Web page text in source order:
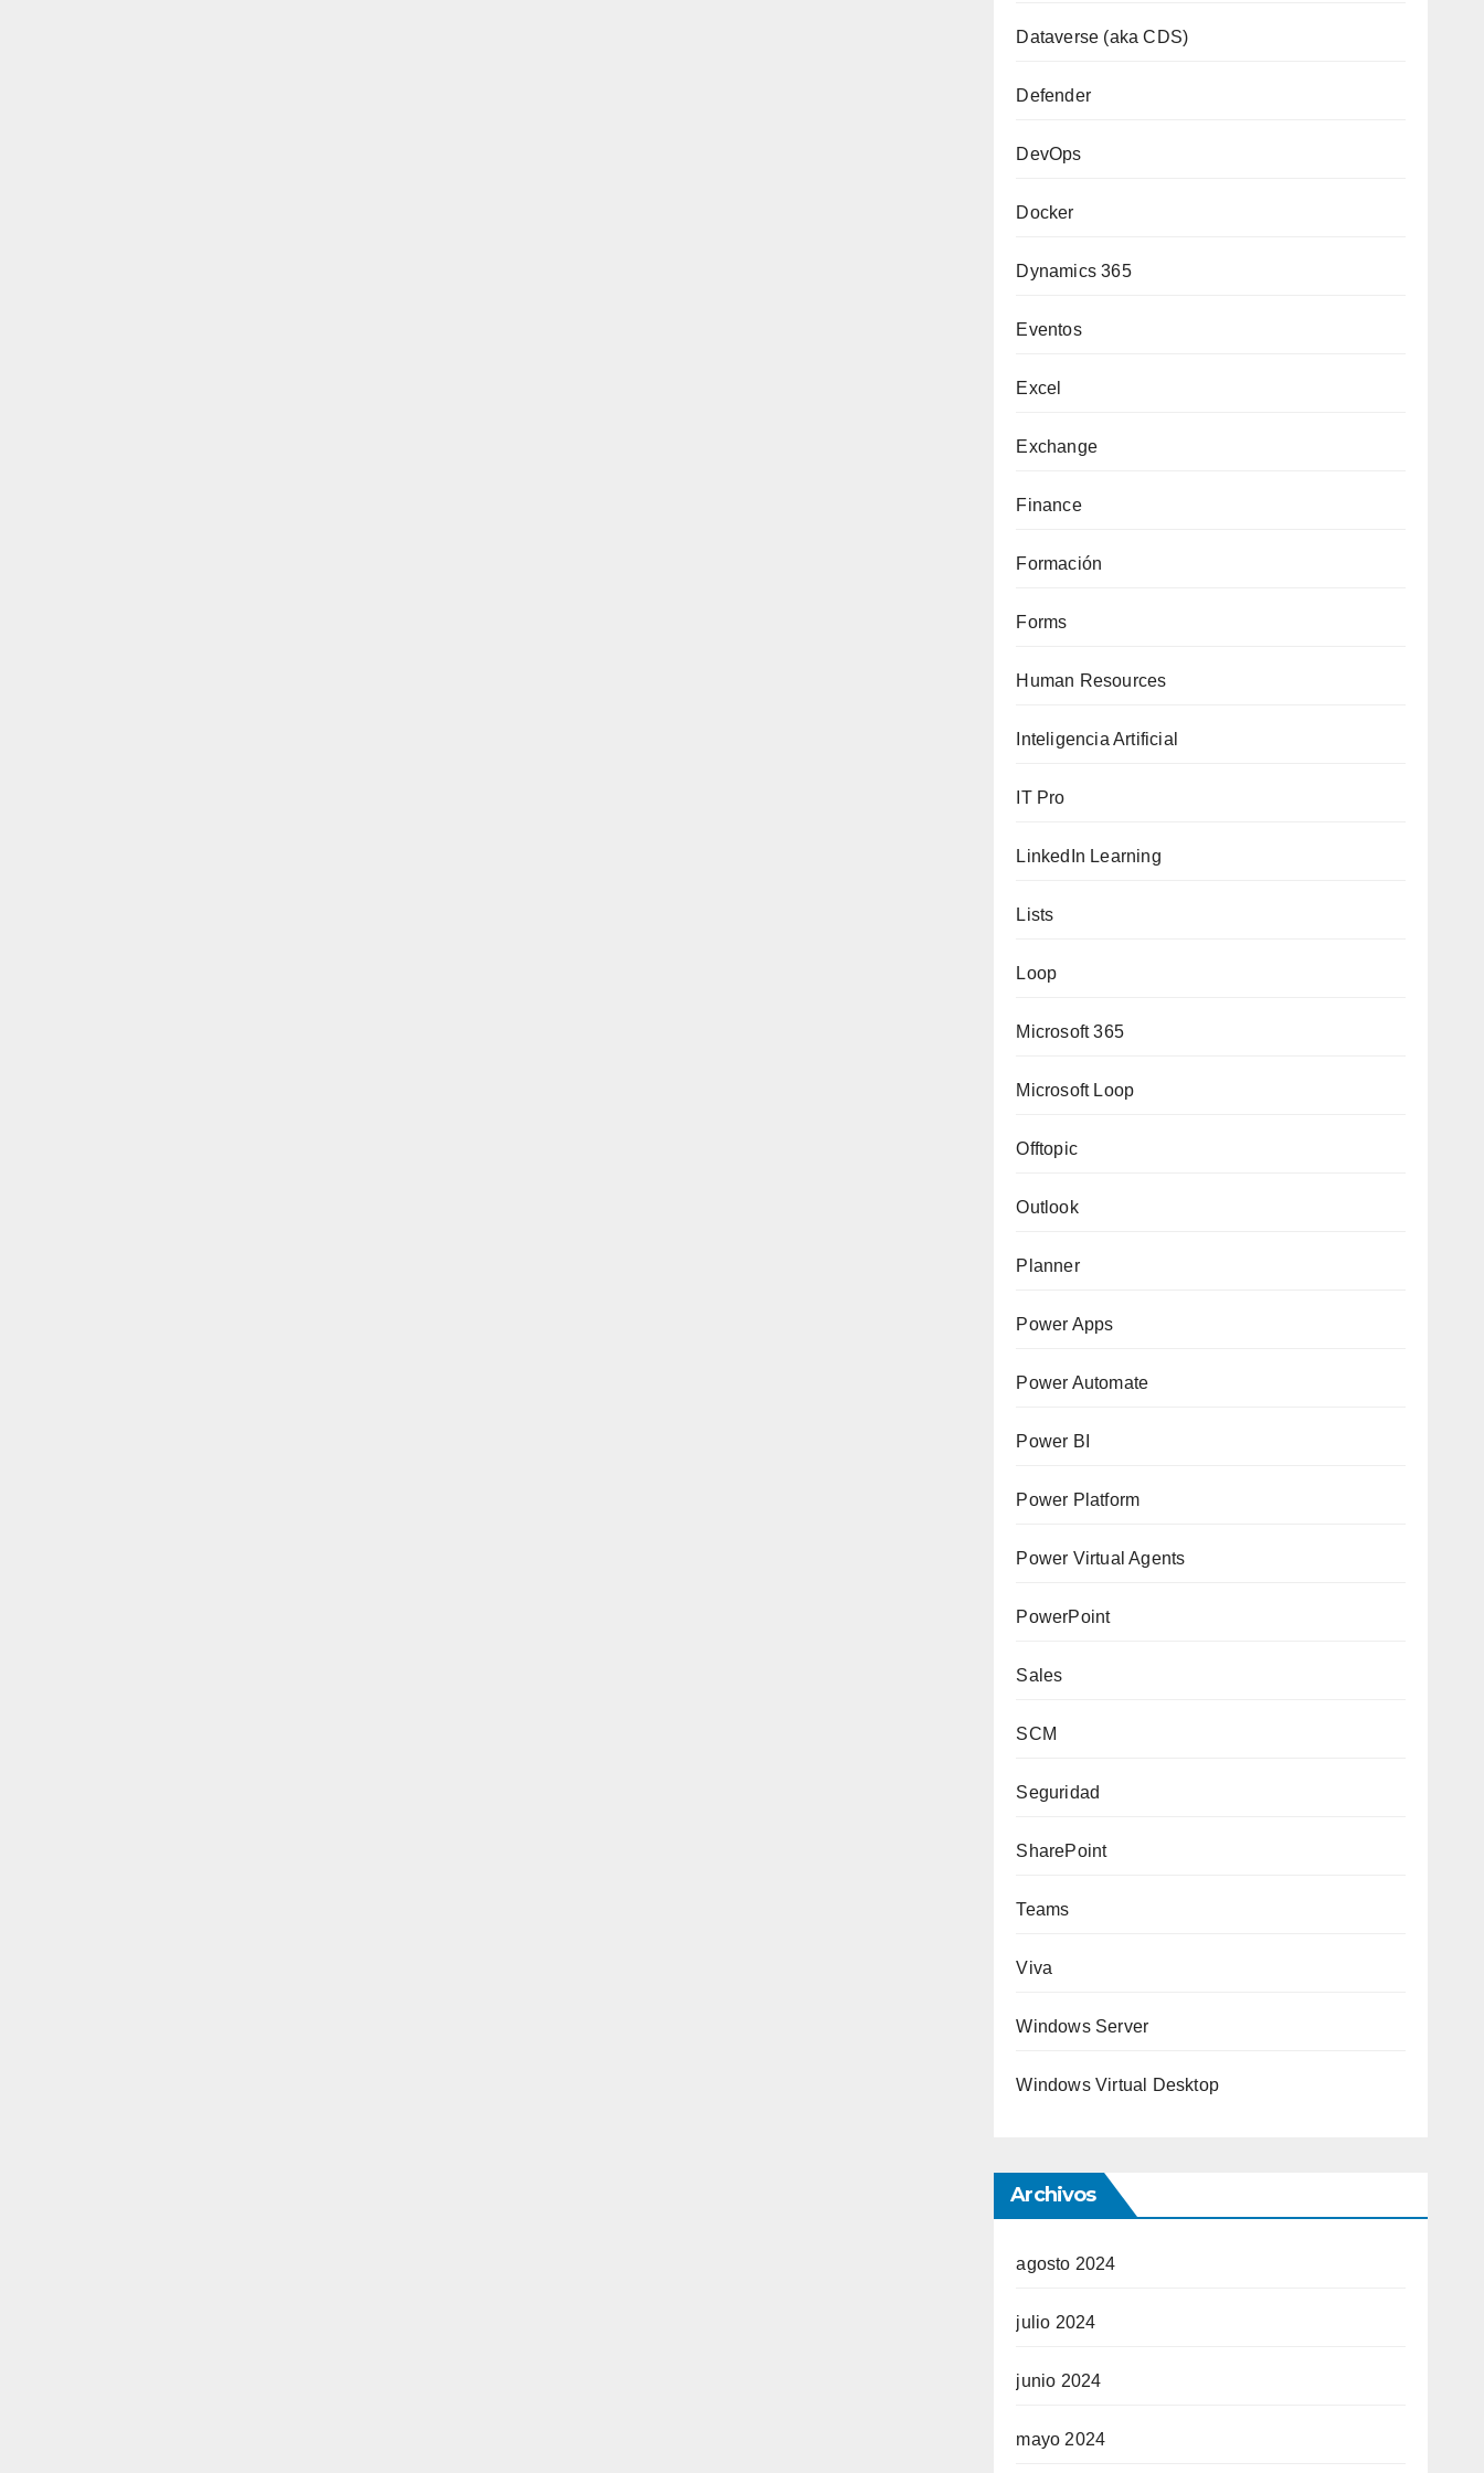
Dataverse (aka CDS)
Defender
DevOps
Docker
Dynamics 365
Eventos
Excel
Exchange
Finance
Formación
Forms
Human Resources
Inteligencia Artificial
IT Pro
LinkedIn Learning
Lists
Loop
Microsoft 365
Microsoft Loop
Offtopic
Outlook
Planner
Power Apps
Power Automate
Power BI
Power Platform
Power Virtual Agents
PowerPoint
Sales
SCM
Seguridad
SharePoint
Teams
Viva
Windows Server
Windows Virtual Desktop
Archivos
agosto 2024
julio 2024
junio 2024
mayo 2024